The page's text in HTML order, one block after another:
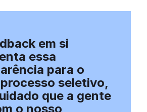
em si
essa
para o
seletivo,
que a gente
o nosso